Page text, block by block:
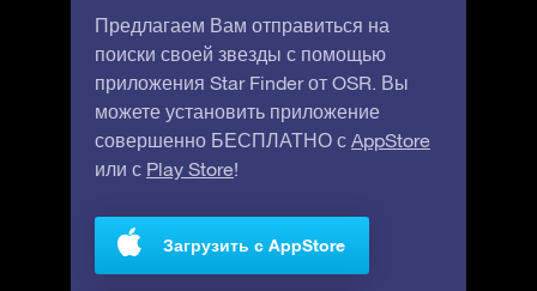
Предлагаем Вам отправиться на
поиски своей звезды с помощью
приложения Star Finder от OSR. Вы
можете установить приложение
совершенно БЕСПЛАТНО с AppStore
или с Play Store!
Загрузить с AppStore